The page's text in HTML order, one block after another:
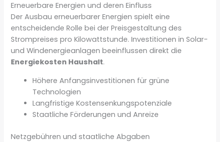
Erneuerbare Energien und deren Einfluss
Der Ausbau erneuerbarer Energien spielt eine
entscheidende Rolle bei der Preisgestaltung des
Strompreises pro Kilowattstunde. Investitionen in Solar-
und Windenergieanlagen beeinflussen direkt die
Energiekosten Haushalt.
Höhere Anfangsinvestitionen für grüne
Technologien
Langfristige Kostensenkungspotenziale
Staatliche Förderungen und Anreize
Netzgebühren und staatliche Abgaben